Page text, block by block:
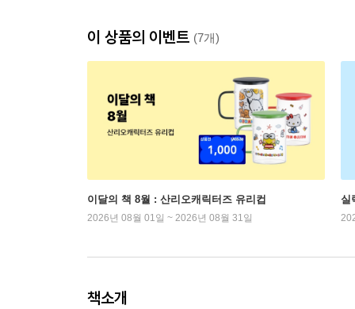
이 상품의 이벤트 (7개)
이달의 책 8월 : 산리오캐릭터즈 유리컵
2026년 08월 01일 ~ 2026년 08월 31일
실
책소개